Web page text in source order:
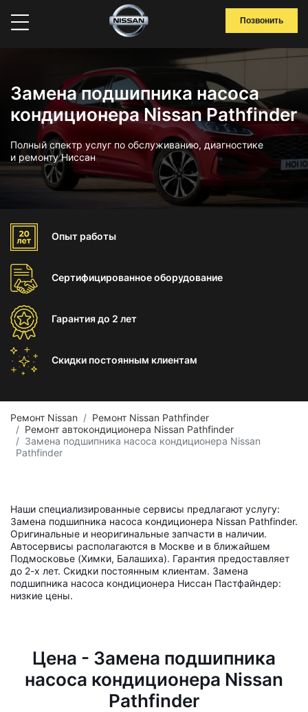
Позвонить
Замена подшипника насоса
кондиционера Nissan Pathfinder
Полный спектр услуг по обслуживанию, диагностике
и ремонту Ниссан
Опыт работы
Сертифицированноеоборудование
Гарантиядо 2 лет
Скидки постоянным клиентам
Ремонт Nissan
Ремонт Nissan Pathfinder
Ремонт автокондиционера Nissan Pathfinder
Замена подшипника насоса кондиционера Nissan
Pathfinder
Наши специализированные сервисы предлагают услугу:
Замена подшипника насоса кондиционера Nissan Pathfinder.
Оригинальные и неоригинальные запчасти в наличии.
Автосервисы располагаются в Москве и в ближайшем
Подмосковье (Химки, Балашиха). Гарантия предоставляет
до 2-х лет. Скидки постоянным клиентам. Замена
подшипника насоса кондиционера Ниссан Пастфайндер:
низкие цены.
Цена - Замена подшипника
насоса кондиционера Nissan
Pathfinder